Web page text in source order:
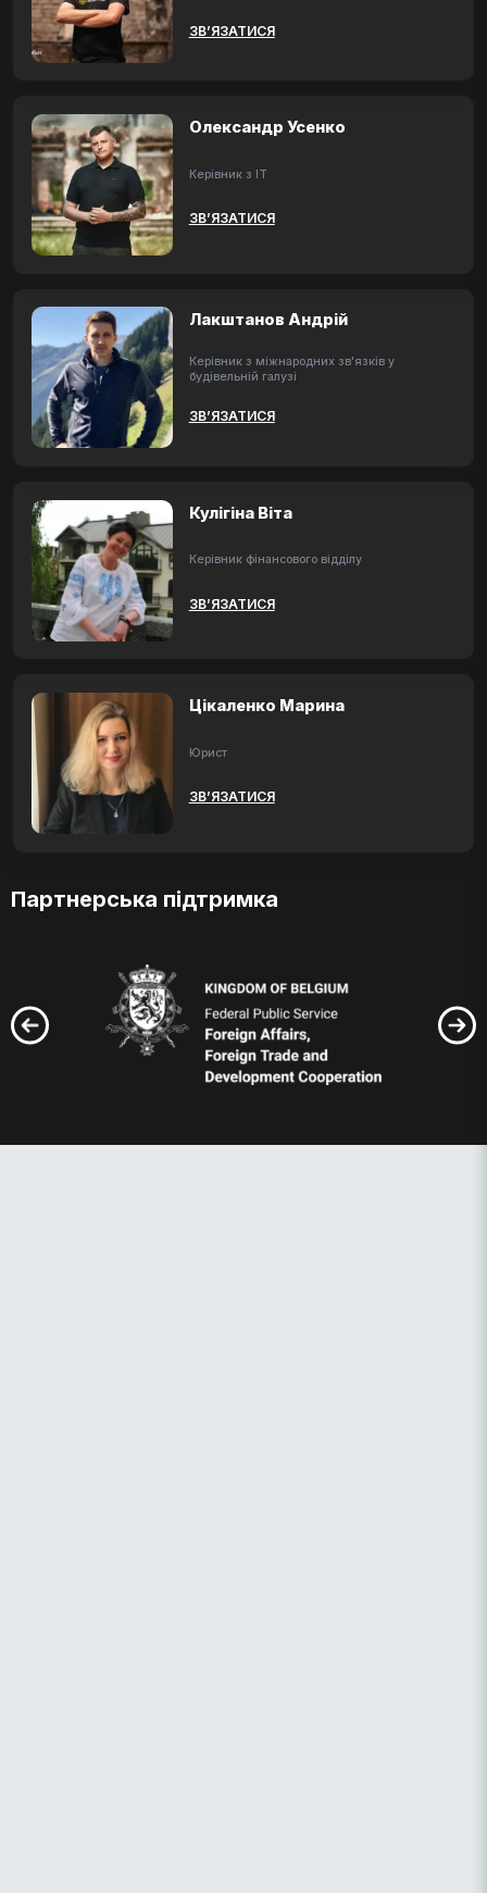
ЗВ’ЯЗАТИСЯ
Олександр Усенко
Керівник з ІТ
ЗВ’ЯЗАТИСЯ
Лакштанов Андрій
Керівник з міжнародних зв'язків у
будівельній галузі
ЗВ’ЯЗАТИСЯ
Кулігіна Віта
Керівник фінансового відділу
ЗВ’ЯЗАТИСЯ
Цікаленко Марина
Юрист
ЗВ’ЯЗАТИСЯ
Партнерська підтримка